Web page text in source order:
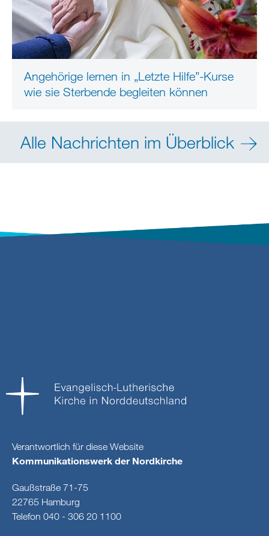
Angehörige lernen in „Letzte Hilfe”-Kurse
wie sie Sterbende begleiten können
Alle Nachrichten im Überblick
Verantwortlich für diese Website
Kommunikationswerk der Nordkirche
Gaußstraße 71-75
22765 Hamburg
Telefon 040 - 306 20 1100